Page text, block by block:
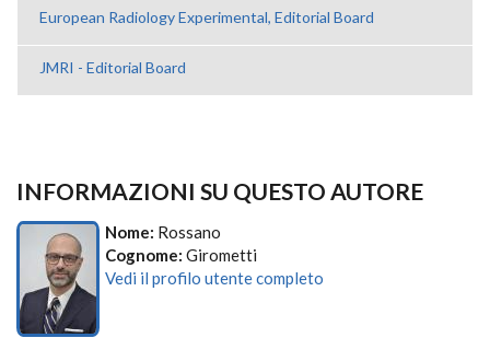
European Radiology Experimental, Editorial Board
JMRI - Editorial Board
INFORMAZIONI SU QUESTO AUTORE
Nome: Rossano
Cognome: Girometti
Vedi il profilo utente completo